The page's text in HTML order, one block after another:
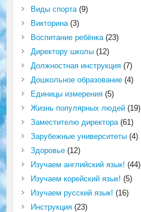
Виды спорта(9)
Викторина(3)
Воспитание ребёнка(23)
Директору школы(12)
Должностная инструкция(7)
Дошкольное образование(4)
Единицы измерения(5)
Жизнь популярных людей(19)
Заместителю директора(61)
Зарубежные университеты(4)
Здоровье(12)
Изучаем английский язык! (44)
Изучаем корейский язык! (5)
Изучаем русский язык! (16)
Инструкция(23)